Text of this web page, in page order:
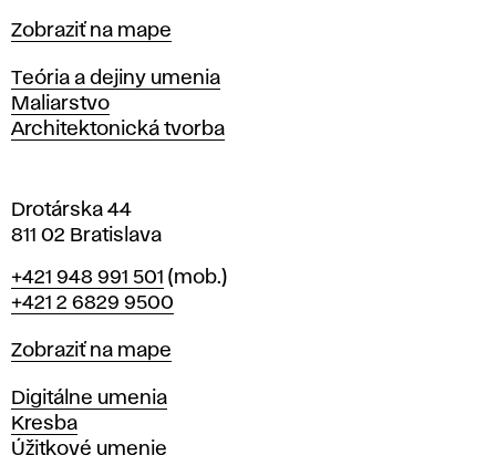
i
l
a
v
Mapa
Zobraziť na mape
Katedry
Teória a dejiny umenia
Maliarstvo
Architektonická tvorba
Drotárska 44
811 02 Bratislava
Telefón
+421 948 991 501 (mob.)
+421 2 6829 9500
Mapa
Zobraziť na mape
Katedry
Digitálne umenia
Kresba
Úžitkové umenie